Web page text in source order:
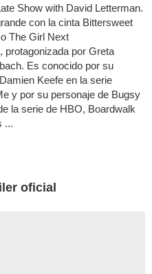
Show with David Letterman.
con la cinta Bittersweet
The Girl Next
protagonizada por Greta
Es conocido por su
Keefe en la serie
y por su personaje de Bugsy
la serie de HBO, Boardwalk
...
oficial